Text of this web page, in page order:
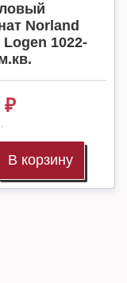
Norland
Logen 1022-
₽
В корзину